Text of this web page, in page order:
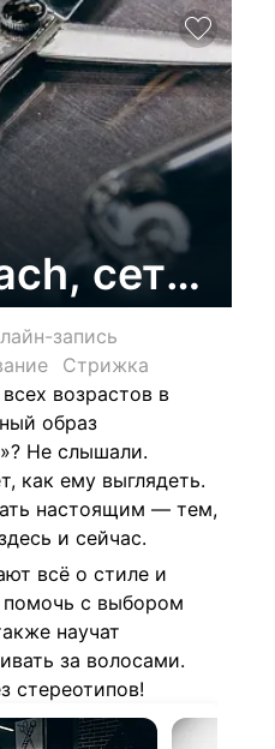
сеть
запись
Стрижка
возрастов в
образ
Не слышали.
как ему выглядеть.
настоящим — тем,
и сейчас.
всё о стиле и
с выбором
научат
за волосами.
стереотипов!